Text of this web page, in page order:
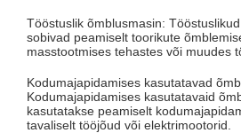
Tööstuslik õmblusmasin:
sobivad peamiselt toorikute
masstootmises tehastes või muudes
Kodumajapidamises kasutatavad
Kodumajapidamises kasutatavaid
kasutatakse peamiselt
tavaliselt tööjõud või elektrimootorid.